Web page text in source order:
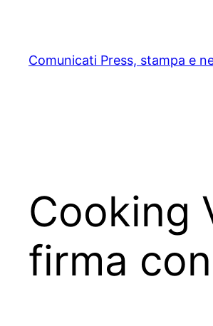
content
Comunicati Press, stampa e
Cooking
firma